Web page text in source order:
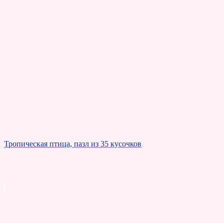
Тропическая птица, пазл из 35 кусочков